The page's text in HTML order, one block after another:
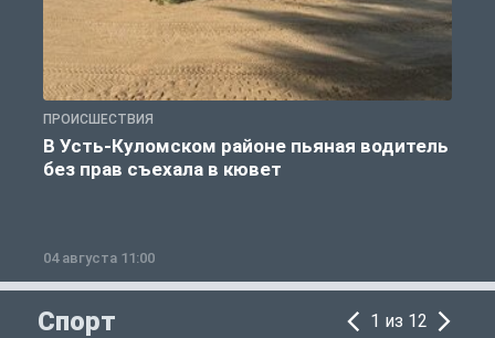
ПРОИСШЕСТВИЯ
В Усть-Куломском районе пьяная водитель
без прав съехала в кювет
04 августа 11:00
Спорт 1 из 12